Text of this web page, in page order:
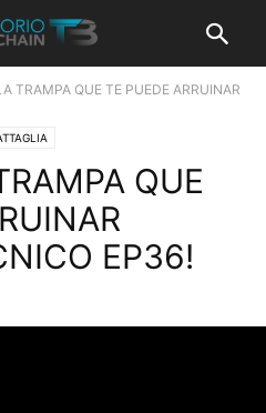
TRAMPA QUE TE PUEDE ARRUINAR
QUE
EP36!